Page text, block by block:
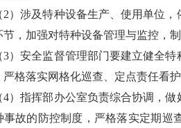
2）涉及特种设备生产、使用单位
节，加强对特种设备管理与监控，
3）安全监督管理部门要建立健全
严格落实网格化巡查、定点责任看
4）指挥部办公室负责综合协调，
事故的防控制度，严格落实定期巡